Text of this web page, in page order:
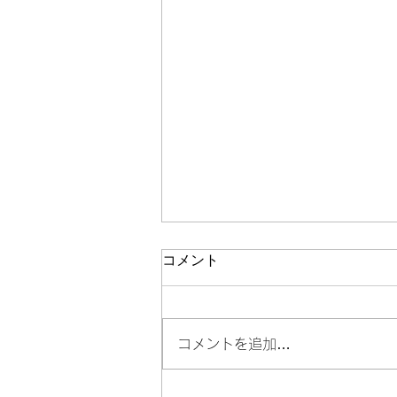
ボランティア活動
コメント
コメントを追加…